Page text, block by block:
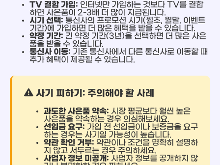
TV 결합 가입: 인터넷만 가입하는 것보다 TV를 결합
하면 사은품이 2-3배 더 많이 지급됩니다.
시기 선택: 통신사의 프로모션 시기(월초, 월말, 이벤트
기간)에 가입하면 더 많은 혜택을 받을 수 있습니다.
약정 기간: 긴 약정 기간(3년)을 선택하면 더 많은 사은
품을 받을 수 있습니다.
통신사 이동: 기존 통신사에서 다른 통신사로 이동할 때
추가 혜택이 제공될 수 있습니다.
사기 피하기: 주의해야 할 사례
과도한 사은품 약속: 시장 평균보다 훨씬 높은
사은품을 약속하는 경우 의심해보세요.
선입금 요구: 가입 전 선입금이나 보증금을 요구
하는 경우는 사기일 가능성이 높습니다.
약관 확인 거부: 약관이나 조건을 명확히 설명하
지 않고 서두르는 경우 주의하세요.
사업자 정보 미공개: 사업자 정보를 공개하지 않